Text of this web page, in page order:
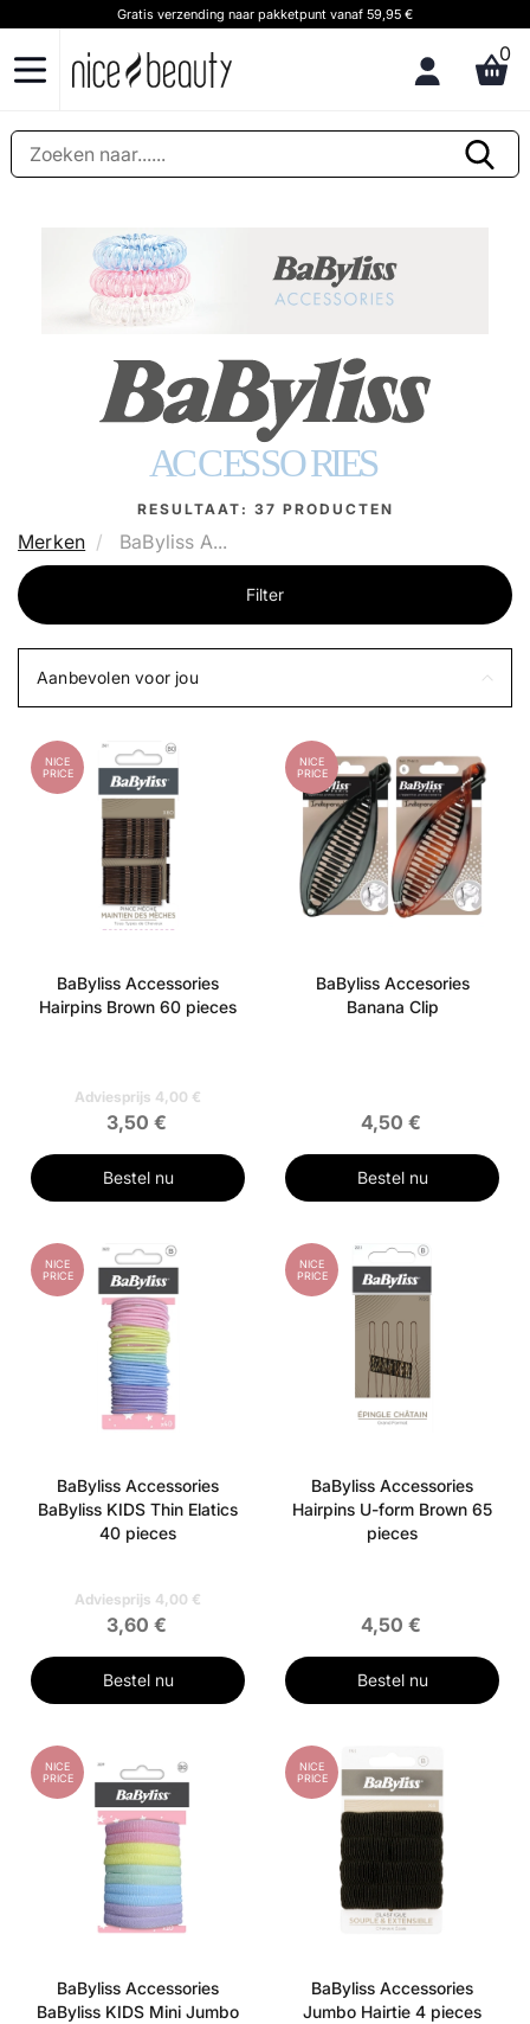
Klantenservice & advies Bel ons op (+31) 20 891 0380 (We speak English)
0
RESULTAAT: 37 PRODUCTEN
Merken BaByliss A...
Filter
Aanbevolen voor jou
NICE
PRICE
BaByliss Accessories
Hairpins Brown 60 pieces
Adviesprijs 4,00 €
3,50 €
Bestel nu
NICE
PRICE
BaByliss Accesories
Banana Clip
4,50 €
Bestel nu
NICE
PRICE
BaByliss Accessories
BaByliss KIDS Thin Elatics
40 pieces
Adviesprijs 4,00 €
3,60 €
Bestel nu
NICE
PRICE
BaByliss Accessories
Hairpins U-form Brown 65
pieces
4,50 €
Bestel nu
NICE
PRICE
BaByliss Accessories
BaByliss KIDS Mini Jumbo
NICE
PRICE
BaByliss Accessories
Jumbo Hairtie 4 pieces